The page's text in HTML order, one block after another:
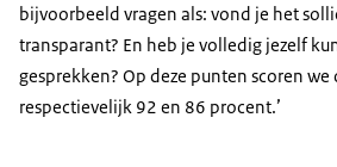
bijvoorbeeld vragen als: vond je het
transparant? En heb je volledig jezelf
gesprekken? Op deze punten scoren
respectievelijk 92 en 86 procent.’